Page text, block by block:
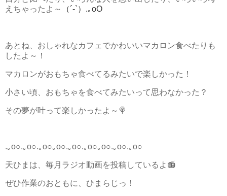
えちゃったよ～
（´-`）.｡oO
あとね、おしゃれなカフェでかわいいマカロン食べたりも
したよ～！
マカロンがおもちゃ食べてるみたいで楽しかった！
小さい頃、おもちゃを食べてみたいって思わなかった？
その夢が叶って楽しかったよ～🍭
.｡o○.｡o○.｡o○｡o○.｡o○.｡o○｡o○.｡o○.｡o○
天ひまは、毎月ラジオ動画を投稿しているよ📻
ぜひ作業のおともに、ひまらじっ！